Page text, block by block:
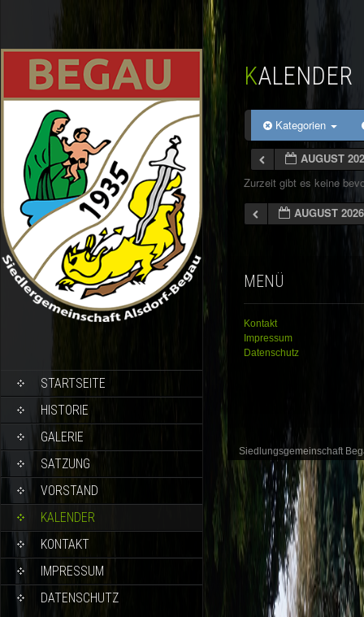
STARTSEITE
HISTORIE
GALERIE
SATZUNG
VORSTAND
KALENDER
KONTAKT
IMPRESSUM
DATENSCHUTZ
KALENDER
Kategorien
AUGUST
Zurzeit gibt es keine
AUGUST 2026
MENÜ
Kontakt
Impressum
Datenschutz
Siedlungsgemeinschaft